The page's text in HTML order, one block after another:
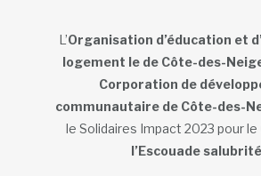
L’Organisation d’éducation et
logement le de Côte-des-
Corporation de
communautaire de Côte-des-
le Solidaires Impact 2023 pour le
l’Escouade